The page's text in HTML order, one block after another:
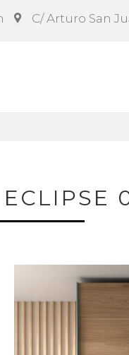
C/ Arturo San